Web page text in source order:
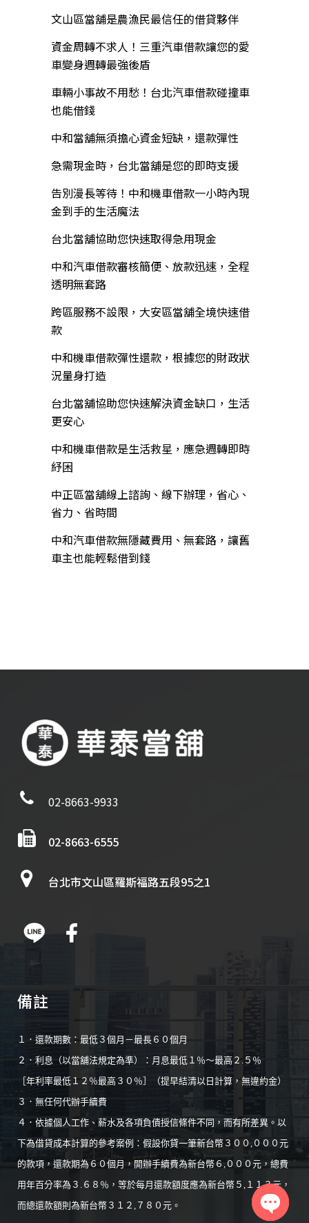
文山區當舖是農漁民最信任的借貸夥伴
資金周轉不求人！三重汽車借款讓您的愛
車變身週轉最強後盾
車輛小事故不用愁！台北汽車借款碰撞車
也能借錢
中和當舖無須擔心資金短缺，還款彈性
急需現金時，台北當舖是您的即時支援
告別漫長等待！中和機車借款一小時內現
金到手的生活魔法
台北當舖協助您快速取得急用現金
中和汽車借款審核簡便、放款迅速，全程
透明無套路
跨區服務不設限，大安區當舖全境快速借
款
中和機車借款彈性還款，根據您的財政狀
況量身打造
台北當舖協助您快速解決資金缺口，生活
更安心
中和機車借款是生活救星，應急週轉即時
紓困
中正區當舖線上諮詢、線下辦理，省心、
省力、省時間
中和汽車借款無隱藏費用、無套路，讓舊
車主也能輕鬆借到錢
02-8663-9933
02-8663-6555
台北市文山區羅斯福路五段95之1
備註
１．還款期數：最低３個月－最長６０個月
２．利息（以當舖法規定為準）：月息最低１％～最高２.５％
［年利率最低１２％最高３０％］（提早結清以日計算，無違約金）
３．無任何代辦手續費
４．依據個人工作、薪水及各項負債授信條件不同，而有所差異。以
下為借貸成本計算的參考案例：假設你貸一筆新台幣３００,０００元
的款項，還款期為６０個月，開辦手續費為新台幣６,０００元，總費
用年百分率為３.６８％，等於每月還款額度應為新台幣５,１１３元，
而總還款額則為新台幣３１２,７８０元。